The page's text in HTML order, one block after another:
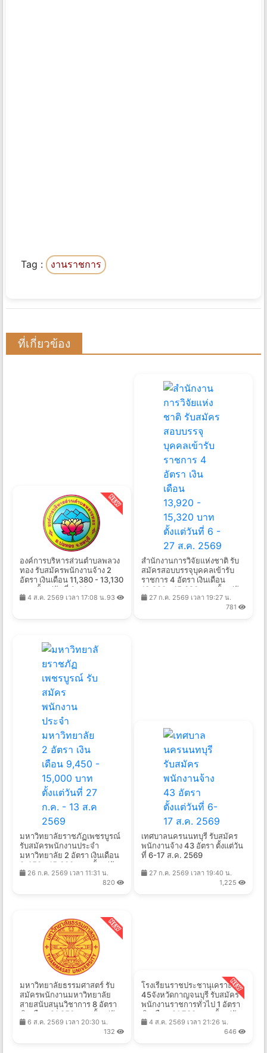
Tag : งานราชการ
ที่เกี่ยวข้อง
องค์การบริหารส่วนตำบลพลวง
ทอง รับสมัครพนักงานจ้าง 2
อัตรา เงินเดือน 11,380 - 13,130
บาท ตั้งแต่วันที่ 3-14 ส.ค.
2569
4 ส.ค. 2569 เวลา 17:08 น.93
สำนักงานการวิจัยแห่งชาติ รับ
สมัครสอบบรรจุบุคคลเข้ารับ
ราชการ 4 อัตรา เงินเดือน
13,920 - 15,320 บาท ตั้งแต่วัน
ที่ 6 - 27 ส.ค. 2569
27 ก.ค. 2569 เวลา 19:27 น.
781
มหาวิทยาลัยราชภัฏเพชรบูรณ์
รับสมัครพนักงานประจำ
มหาวิทยาลัย 2 อัตรา เงินเดือน
9,450 - 15,000 บาท ตั้งแต่วัน
ที่ 27 ก.ค. - 13 ส.ค 2569
26 ก.ค. 2569 เวลา 11:31 น.
820
เทศบาลนครนนทบุรี รับสมัคร
พนักงานจ้าง 43 อัตรา ตั้งแต่วัน
ที่ 6-17 ส.ค. 2569
27 ก.ค. 2569 เวลา 19:40 น.
1,225
มหาวิทยาลัยธรรมศาสตร์ รับ
สมัครพนักงานมหาวิทยาลัย
สายสนับสนุนวิชาการ 8 อัตรา
เงินเดือน 21,250 บาท ตั้งแต่วัน
ที่ 10-25 ส.ค. 2569
6 ส.ค. 2569 เวลา 20:30 น.
132
โรงเรียนราชประชานุเคราะห์
45จังหวัดกาญจนบุรี รับสมัคร
พนักงานราชการทั่วไป 1 อัตรา
เงินเดือน 21,780 บาท ตั้งแต่วัน
ที่ 10-17 ส.ค. 2569
4 ส.ค. 2569 เวลา 21:26 น.
646